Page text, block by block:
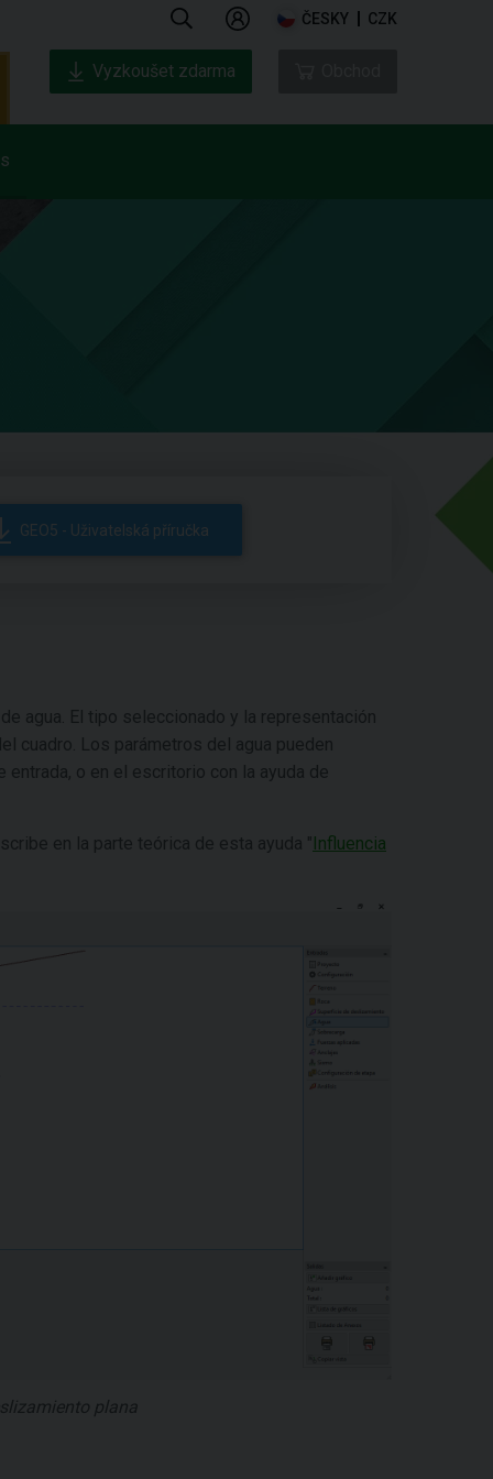
ČESKY CZK
Vyzkoušet zdarma
GEO5 - Uživatelská příručka
agua. El tipo seleccionado y la representación
cuadro. Los parámetros del agua pueden
o en el escritorio con la ayuda de
en la parte teórica de esta ayuda "Influencia
plana